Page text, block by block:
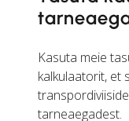
Kasuta meie
kalkulaatorit, et
tarneaegadest.